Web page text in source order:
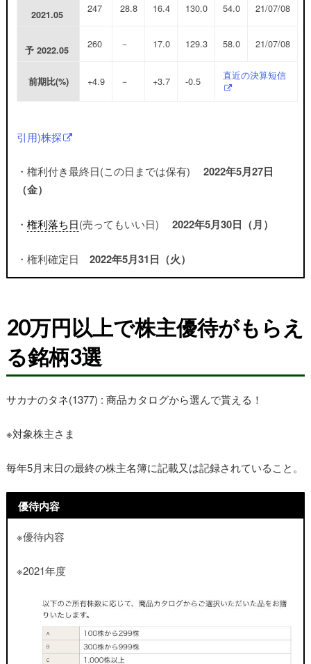
2021.05 247 28.8 16.4 130.0 54.0 21/07/08
予2022.05 260 － 17.0 129.3 58.0 21/07/08
前期比(%) +4.9 － +3.7 -0.5 直近の決算短信
引用)株探
・権利付き最終日(この日までは保有)2022年5月27日
（金）
・権利落ち日(売ってもいい日)2022年5月30日（月）
・権利確定日2022年5月31日（火）
20万円以上で株主優待がもらえ
る銘柄3選
サカナのタネ(1377) : 商品カタログから選んで貰える！
※対象株主さま
毎年5月末日の最終の株主名簿に記載又は記録されていること。
優待内容
※優待内容
※2021年度